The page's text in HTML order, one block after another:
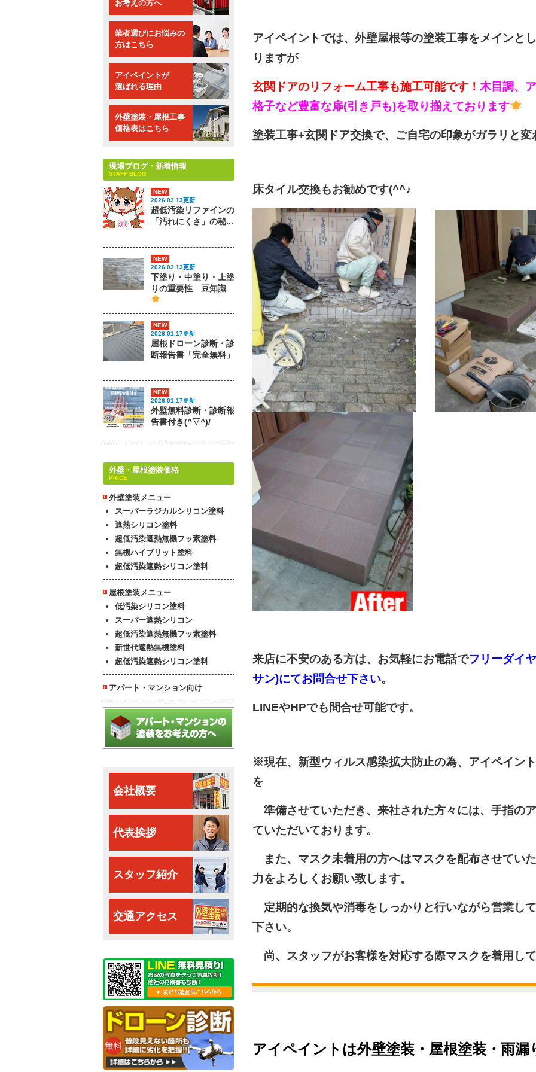
アイペイントでは、外壁屋根等の塗装工事をメインと
りますが
玄関ドアのリフォーム工事も施工可能です！ 木目調、
格子など豊富な扉(引き戸も)を取り揃えております
塗装工事+玄関ドア交換で、ご自宅の印象がガラリと
床タイル交換もお勧めです(^^♪
来店に不安のある方は、お気軽にお電話でフリーダイ
サン)にてお問合せ下さい。
LINEやHPでも問合せ可能です。
※現在、新型ウィルス感染拡大防止の為、アイペイン
を
準備させていただき、来社された方々には、手指の
ていただいております。
また、マスク未着用の方へはマスクを配布させてい
力をよろしくお願い致します。
定期的な換気や消毒をしっかりと行いながら営業し
下さい。
尚、スタッフがお客様を対応する際マスクを着用し
アイペイントは外壁塗装・屋根塗装・雨漏
お考えの方へ
業者選びにお悩みの
方はこちら
アイペイントが
選ばれる理由
外壁塗装・屋根工事
価格表はこちら
現場ブログ・新着情報
STAFF BLOG
NEW
2026.03.13更新
超低汚染リファインの
「汚れにくさ」の秘...
NEW
2026.03.13更新
下塗り・中塗り・上塗
りの重要性 豆知識
NEW
2026.01.17更新
屋根ドローン診断・診
断報告書「完全無料」
NEW
2026.01.17更新
外壁無料診断・診断報
告書付き(^▽^)/
外壁・屋根塗装価格
PRICE
外壁塗装メニュー
スーパーラジカルシリコン塗料
遮熱シリコン塗料
超低汚染遮熱無機フッ素塗料
無機ハイブリット塗料
超低汚染遮熱シリコン塗料
屋根塗装メニュー
低汚染シリコン塗料
スーパー遮熱シリコン
超低汚染遮熱無機フッ素塗料
新世代遮熱無機塗料
超低汚染遮熱シリコン塗料
アパート・マンション向け
会社概要
代表挨拶
スタッフ紹介
交通アクセス